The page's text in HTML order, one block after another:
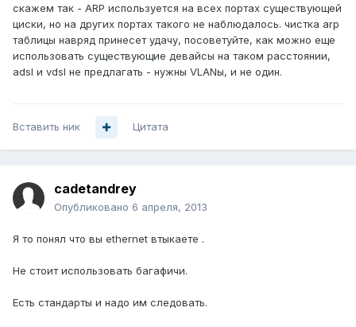
скажем так - ARP используется на всех портах существующей
циски, но на других портах такого не наблюдалось. чистка arp
таблицы навряд принесет удачу, посоветуйте, как можно еще
использовать существующие девайсы на таком расстоянии,
adsl и vdsl не предлагать - нужны VLANы, и не один.
Вставить ник Цитата
cadetandrey
Опубликовано 6 апреля, 2013
Я то понял что вы ethernet втыкаете .
Не стоит использовать багафичи.
Есть стандарты и надо им следовать.